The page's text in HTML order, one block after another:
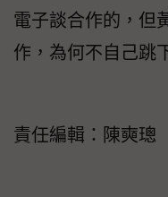
電子談合作的，但
作，為何不自己跳
責任編輯：陳奭璁